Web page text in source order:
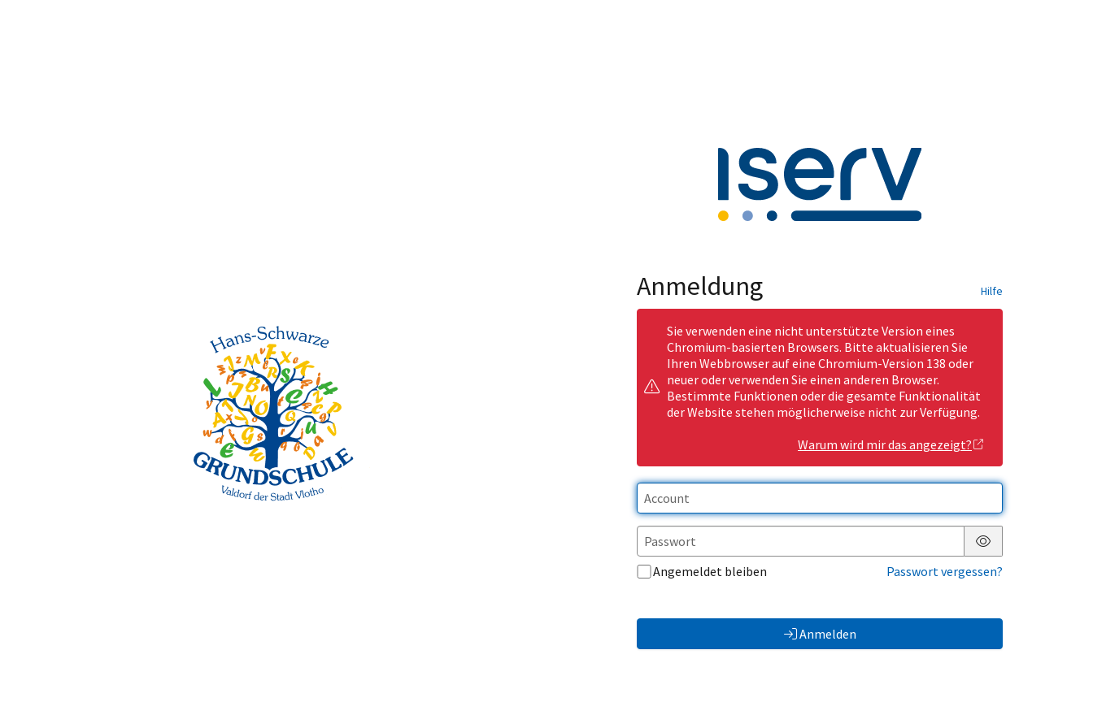
Anmeldung Hilfe
Sie verwenden eine nicht unterstützte Version eines
Chromium-basierten Browsers. Bitte aktualisieren Sie
Ihren Webbrowser auf eine Chromium-Version 138 oder
neuer oder verwenden Sie einen anderen Browser.
Bestimmte Funktionen oder die gesamte Funktionalität
der Website stehen möglicherweise nicht zur Verfügung.
Warum wird mir das angezeigt?
Passwort anzeigen
Angemeldet bleiben
Passwort vergessen?
Anmelden